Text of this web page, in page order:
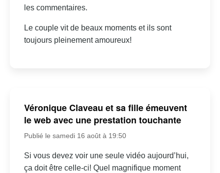
les commentaires.
Le couple vit de beaux moments et ils sont
toujours pleinement amoureux!
Véronique Claveau et sa fille émeuvent
le web avec une prestation touchante
Publié le samedi 16 août à 19:50
Si vous devez voir une seule vidéo aujourd’hui,
ça doit être celle-ci! Quel magnifique moment